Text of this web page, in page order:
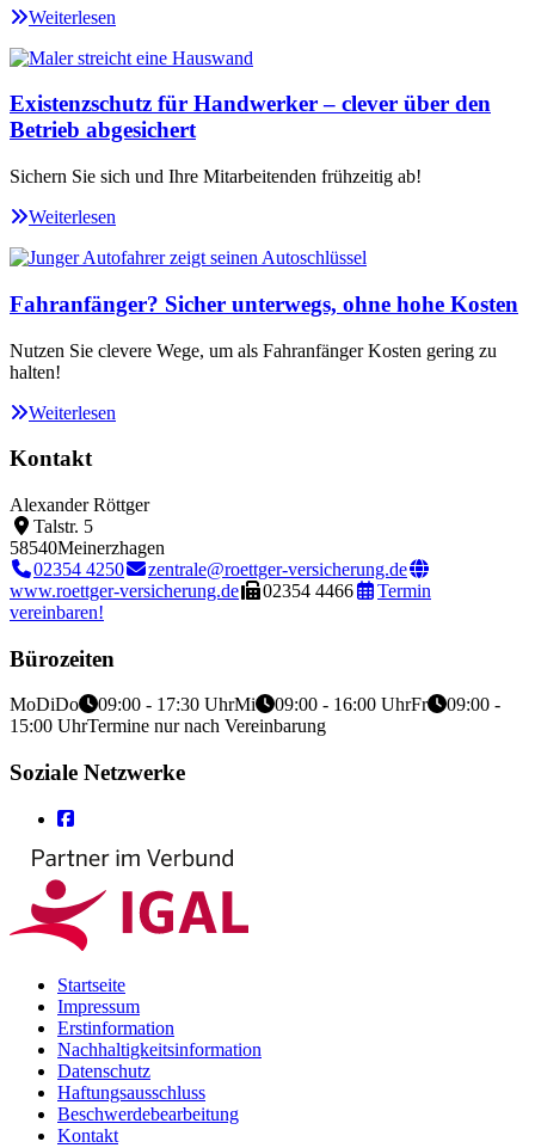
Weiterlesen
Existenzschutz für Handwerker – clever über den
Betrieb abgesichert
Sichern Sie sich und Ihre Mitarbeitenden frühzeitig ab!
Weiterlesen
Fahranfänger? Sicher unterwegs, ohne hohe Kosten
Nutzen Sie clevere Wege, um als Fahranfänger Kosten gering zu
halten!
Weiterlesen
Kontakt
Alexander Röttger
Talstr. 5
58540Meinerzhagen
02354 4250
zentrale@roettger-versicherung.de
www.roettger-versicherung.de
02354 4466
Termin
vereinbaren!
Bürozeiten
MoDiDo 09:00 - 17:30 UhrMi 09:00 - 16:00 UhrFr
09:00 -
15:00 UhrTermine nur nach Vereinbarung
Soziale Netzwerke
Startseite
Impressum
Erstinformation
Nachhaltigkeitsinformation
Datenschutz
Haftungsausschluss
Beschwerdebearbeitung
Kontakt